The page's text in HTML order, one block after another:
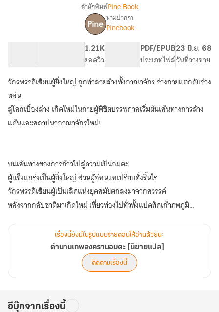
เรื่อง
ตำนาน
แปล]
สำนักพิมพ์Pine Book
นามปากกา
Pinebook
จำนวนคำ จำนวนหน้า (A5)
1.21K
ยอดวิวระดับเนื้อหา
PDF/EPUB
ประเภทไฟล์
23 มิ.ย. 68
วันที่วางขาย
จักรพรรดิเซียนผู้ยิ่งใหญ่ ถูกทำลายล้างทั้งอาณาจักร ร่างกายแตกดับร่วง
หล่น
สู่โลกเบื้องล่าง เกิดใหม่ในกายผู้พิชิตบรรพกาลเริ่มต้นเส้นทางการล้าง
แค้นและสถาปนาอาณาจักรใหม่!
บนเส้นทางของการก้าวไปสู่ความเป็นอมตะ
ผู้แข็งแกร่งเป็นผู้ยิ่งใหญ่ ส่วนผู้อ่อนแอเปรียบดั่งริ้นไร
จักรพรรดิเซียนผู้เป็นเลิศแห่งยุคสมัยตกลงมาจากสวรรค์
หลังจากกลับชาติมาเกิดใหม่ เที่ยวท่องไปทั่วทั้งแปดทิศเก้าภพภูมิ
เซียน
แต่เขากลับค้นพบความลับบางอย่าง
"การกลับมาเกิดใหม่ของข้า หรือว่าจะเป็นแผนของใครบางคน..."
เรื่องนี้ยังมีในรูปแบบรายตอนให้อ่านด้วยนะ
ตำนานเทพสงครามอมตะ [นิยายแปล]
ติดตามเรื่องนี้
อีบุ๊กจากเรื่องนี้